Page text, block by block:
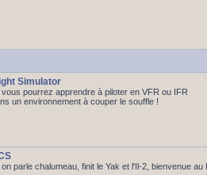
Simulator
vous pourrez apprendre à piloter en VFR ou IFR
un environnement à couper le souffle !
on parle chalumeau, finit le Yak et l'Il-2, bienvenue au